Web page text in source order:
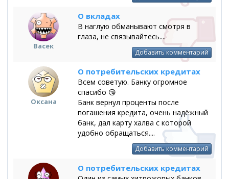
Васек
О вкладах
В наглую обманывают смотря в
глаза, не связывайтесь....
Добавить комментарий
Оксана
О потребительских кредитах
Всем советую. Банку огромное
спасибо 😘
Банк вернул проценты после
погашения кредита, очень надёжный
банк, дал карту халва с которой
удобно обращаться....
Добавить комментарий
О потребительских кредитах